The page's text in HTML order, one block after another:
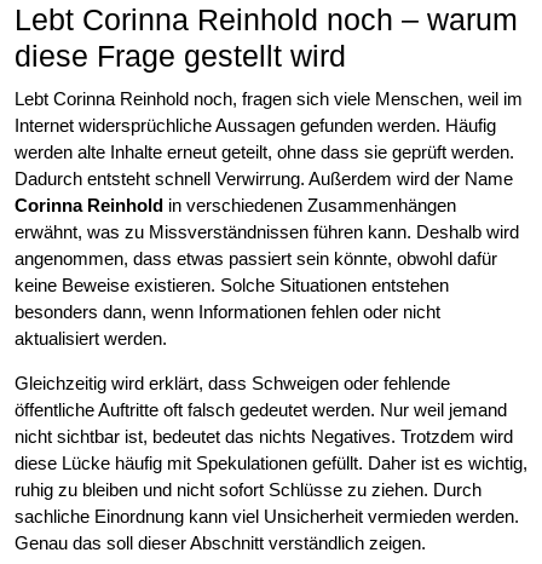
Lebt Corinna Reinhold noch – warum
diese Frage gestellt wird
Lebt Corinna Reinhold noch, fragen sich viele Menschen, weil im
Internet widersprüchliche Aussagen gefunden werden. Häufig
werden alte Inhalte erneut geteilt, ohne dass sie geprüft werden.
Dadurch entsteht schnell Verwirrung. Außerdem wird der Name
Corinna Reinhold in verschiedenen Zusammenhängen
erwähnt, was zu Missverständnissen führen kann. Deshalb wird
angenommen, dass etwas passiert sein könnte, obwohl dafür
keine Beweise existieren. Solche Situationen entstehen
besonders dann, wenn Informationen fehlen oder nicht
aktualisiert werden.
Gleichzeitig wird erklärt, dass Schweigen oder fehlende
öffentliche Auftritte oft falsch gedeutet werden. Nur weil jemand
nicht sichtbar ist, bedeutet das nichts Negatives. Trotzdem wird
diese Lücke häufig mit Spekulationen gefüllt. Daher ist es wichtig,
ruhig zu bleiben und nicht sofort Schlüsse zu ziehen. Durch
sachliche Einordnung kann viel Unsicherheit vermieden werden.
Genau das soll dieser Abschnitt verständlich zeigen.